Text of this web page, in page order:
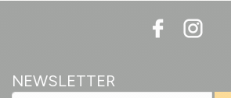
NEWSLETTER